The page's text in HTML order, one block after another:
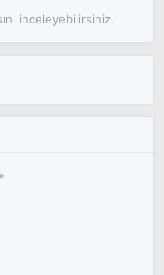
inceleyebilirsiniz.